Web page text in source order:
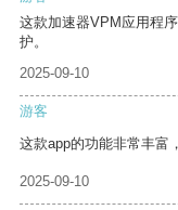
这款加速器VPM应用程
护。
2025-09-10
游客
这款app的功能非常丰富
2025-09-10